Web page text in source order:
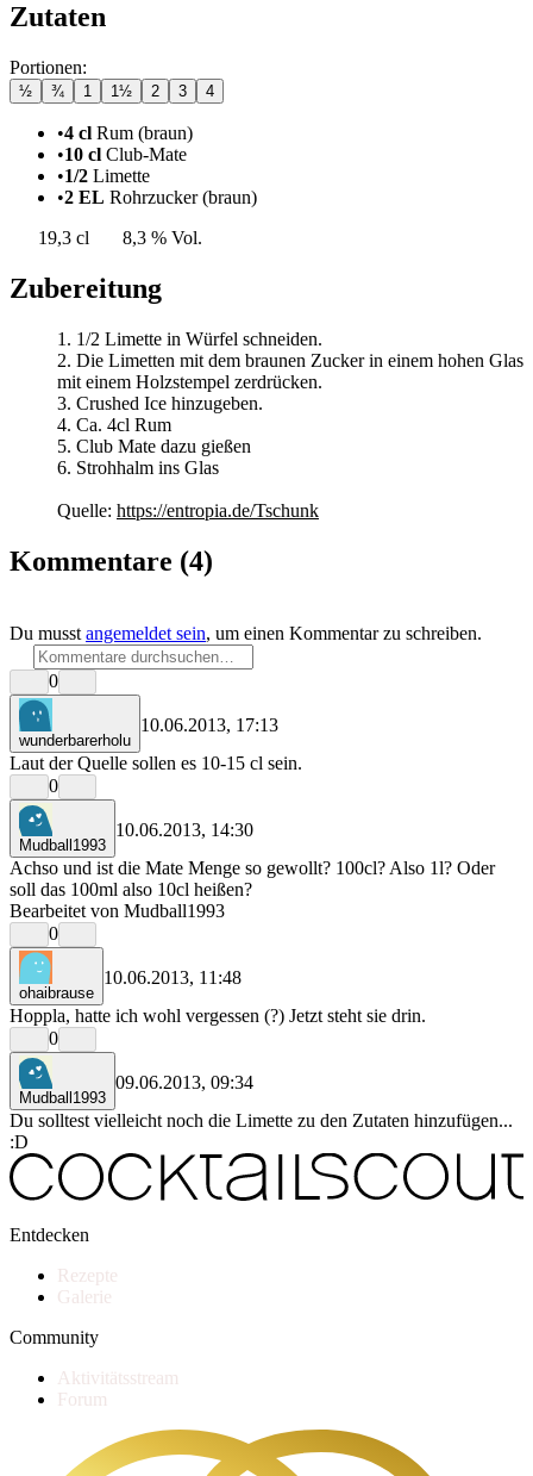
Zutaten
Portionen:
½ ¾ 1 1½ 2 3 4
•4 cl Rum (braun)
•10 cl Club-Mate
•1/2 Limette
•2 EL Rohrzucker(braun)
19,3 cl
8,3 % Vol.
Zubereitung
1/2 Limette in Würfel schneiden.
Die Limetten mit dem braunen Zucker in einem hohen Glas
mit einem Holzstempel zerdrücken.
Crushed Ice hinzugeben.
Ca. 4cl Rum
Club Mate dazu gießen
Strohhalm ins Glas
Quelle: https://entropia.de/Tschunk
Kommentare (4)
Du musst angemeldet sein, um einen Kommentar zu schreiben.
0
wunderbarerholu
10.06.2013, 17:13
Laut der Quelle sollen es 10-15 cl sein.
0
Mudball1993
10.06.2013, 14:30
Achso und ist die Mate Menge so gewollt? 100cl? Also 1l? Oder
soll das 100ml also 10cl heißen?
Bearbeitet von Mudball1993
0
ohaibrause
10.06.2013, 11:48
Hoppla, hatte ich wohl vergessen (?) Jetzt steht sie drin.
0
Mudball1993
09.06.2013, 09:34
Du solltest vielleicht noch die Limette zu den Zutaten hinzufügen...
:D
Entdecken
Rezepte
Galerie
Community
Aktivitätsstream
Forum